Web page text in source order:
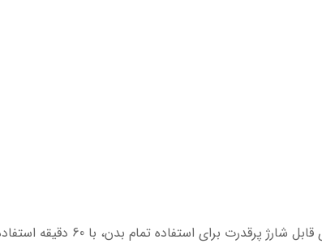
60 دقیقه استفاده بدون سیم و